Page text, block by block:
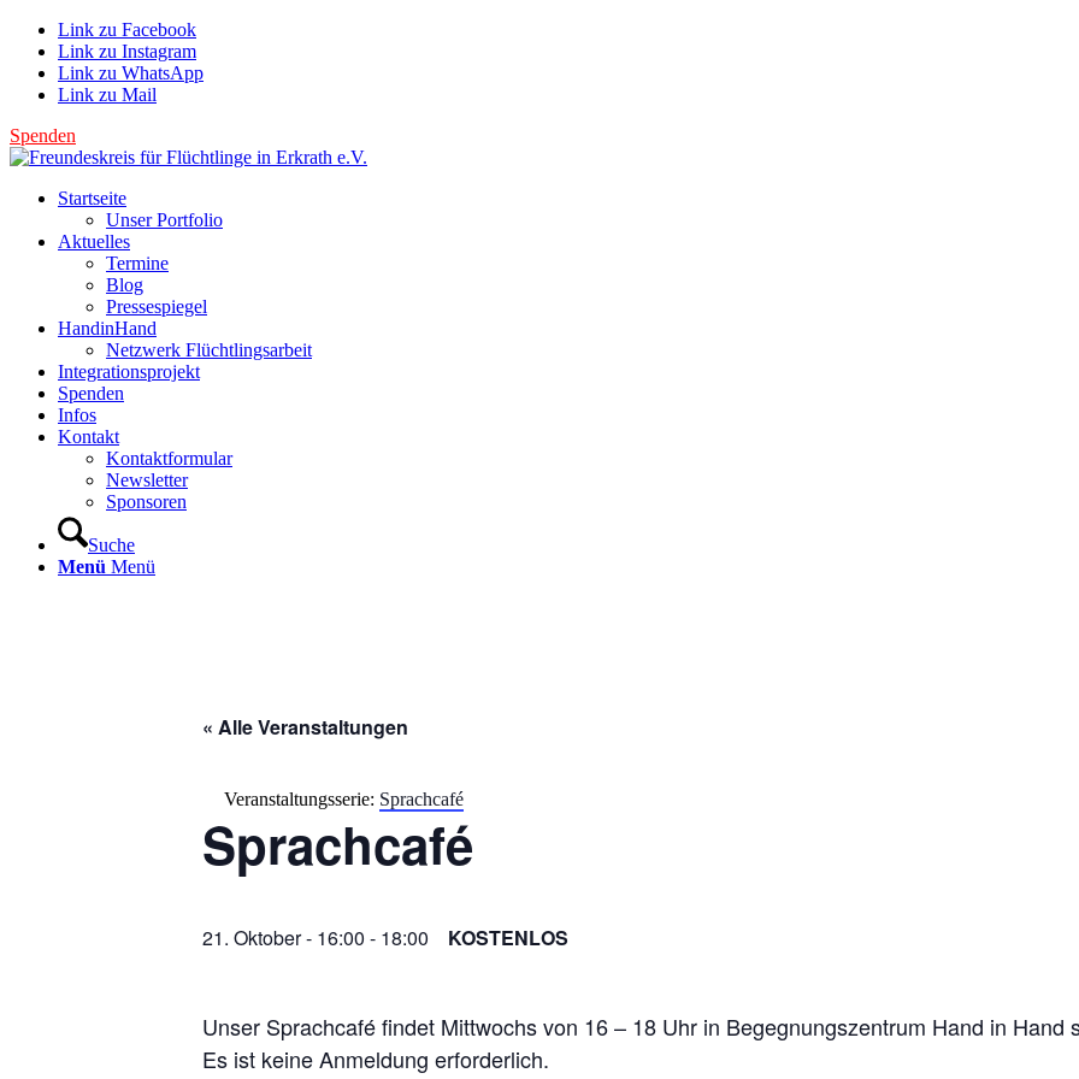
Link zu Facebook
Link zu Instagram
Link zu WhatsApp
Link zu Mail
Spenden
Startseite
Unser Portfolio
Aktuelles
Termine
Blog
Pressespiegel
HandinHand
Netzwerk Flüchtlingsarbeit
Integrationsprojekt
Spenden
Infos
Kontakt
Kontaktformular
Newsletter
Sponsoren
Suche
Menü Menü
« Alle Veranstaltungen
Veranstaltungsserie: Sprachcafé
Sprachcafé
21. Oktober - 16:00 - 18:00 KOSTENLOS
Unser Sprachcafé findet Mittwochs von 16 – 18 Uhr in Begegnungszentrum Hand in Hand
Es ist keine Anmeldung erforderlich.